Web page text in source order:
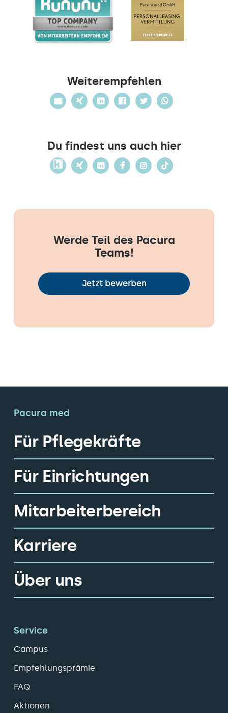
Weiterempfehlen
Du findest uns auch hier
Werde Teil des Pacura
Teams!
Jetzt bewerben
Pacura med
Für Pflegekräfte
Für Einrichtungen
Mitarbeiterbereich
Karriere
Über uns
Service
Campus
Empfehlungsprämie
FAQ
Aktionen